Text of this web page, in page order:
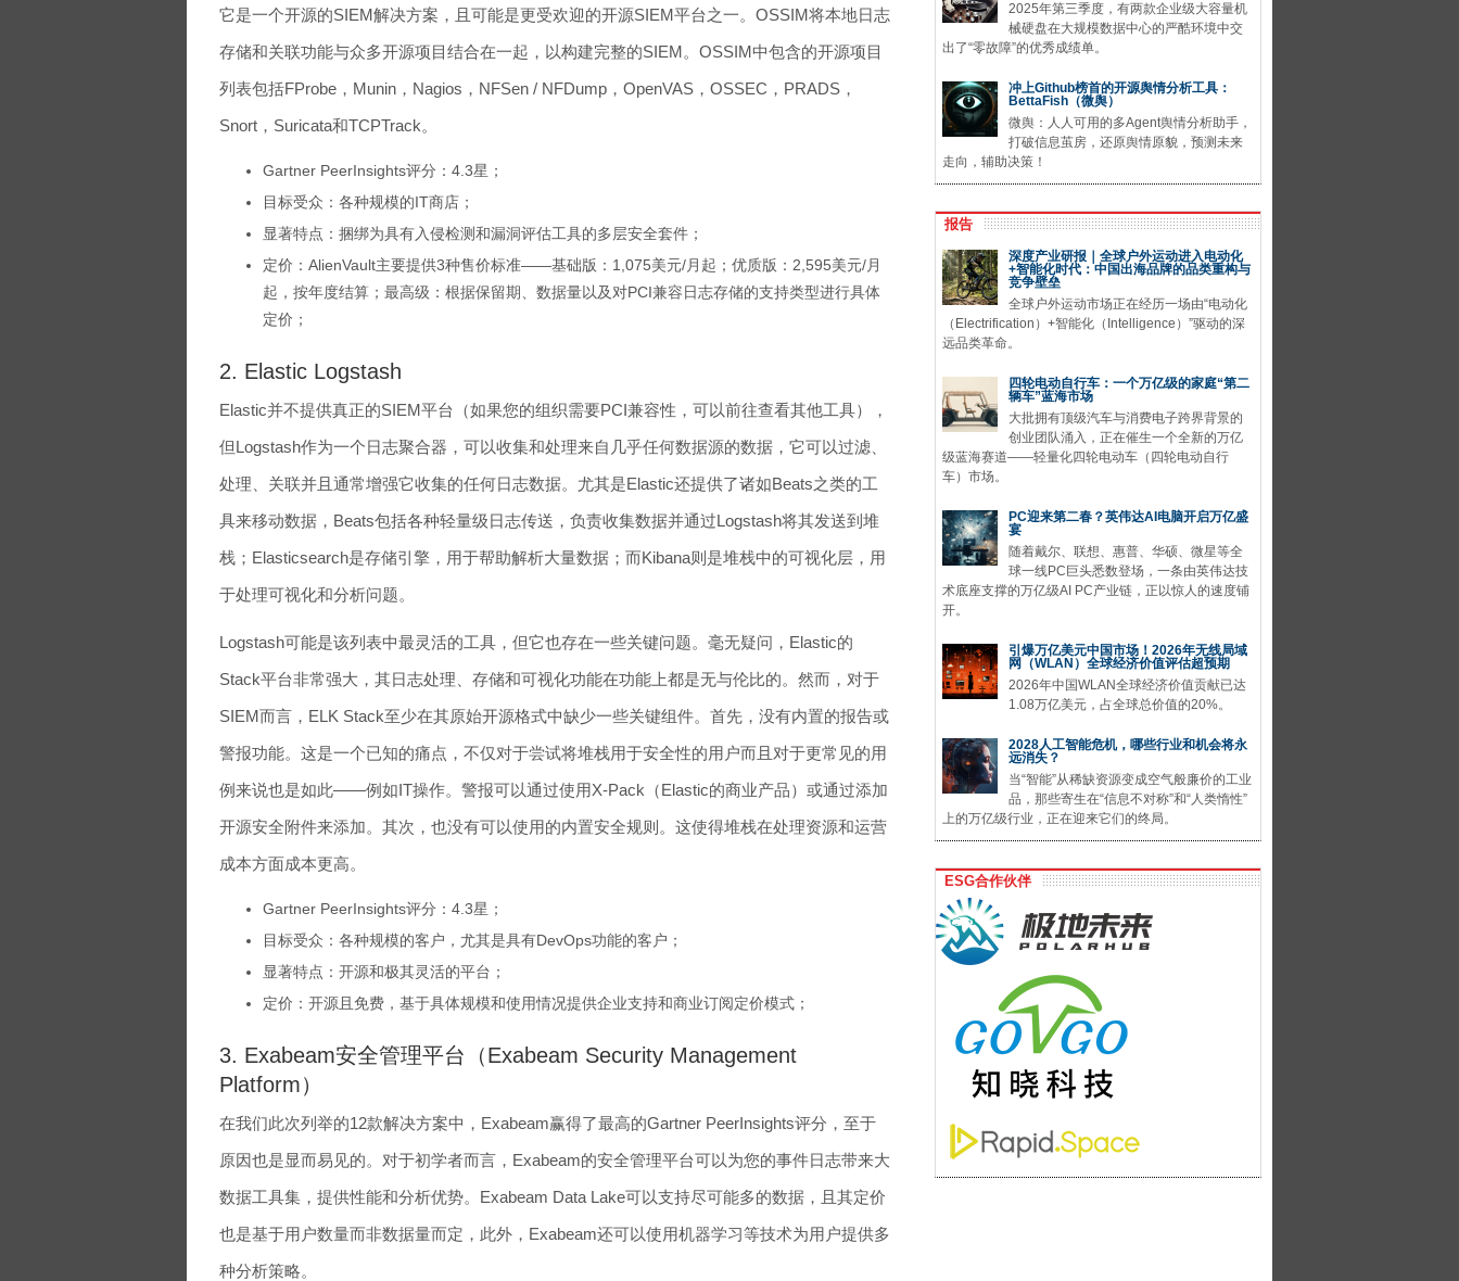
它是一个开源的SIEM解决方案，且可能是更受欢迎的开源SIEM平台之一。OSSIM将本地日志
存储和关联功能与众多开源项目结合在一起，以构建完整的SIEM。OSSIM中包含的开源项目
列表包括FProbe，Munin，Nagios，NFSen / NFDump，OpenVAS，OSSEC，PRADS，
Snort，Suricata和TCPTrack。
Gartner PeerInsights评分：4.3星；
目标受众：各种规模的IT商店；
显著特点：捆绑为具有入侵检测和漏洞评估工具的多层安全套件；
定价：AlienVault主要提供3种售价标准——基础版：1,075美元/月起；优质版：2,595美元/月
起，按年度结算；最高级：根据保留期、数据量以及对PCI兼容日志存储的支持类型进行具体
定价；
2. Elastic Logstash
Elastic并不提供真正的SIEM平台（如果您的组织需要PCI兼容性，可以前往查看其他工具），
但Logstash作为一个日志聚合器，可以收集和处理来自几乎任何数据源的数据，它可以过滤、
处理、关联并且通常增强它收集的任何日志数据。尤其是Elastic还提供了诸如Beats之类的工
具来移动数据，Beats包括各种轻量级日志传送，负责收集数据并通过Logstash将其发送到堆
栈；Elasticsearch是存储引擎，用于帮助解析大量数据；而Kibana则是堆栈中的可视化层，用
于处理可视化和分析问题。
Logstash可能是该列表中最灵活的工具，但它也存在一些关键问题。毫无疑问，Elastic的
Stack平台非常强大，其日志处理、存储和可视化功能在功能上都是无与伦比的。然而，对于
SIEM而言，ELK Stack至少在其原始开源格式中缺少一些关键组件。首先，没有内置的报告或
警报功能。这是一个已知的痛点，不仅对于尝试将堆栈用于安全性的用户而且对于更常见的用
例来说也是如此——例如IT操作。警报可以通过使用X-Pack（Elastic的商业产品）或通过添加
开源安全附件来添加。其次，也没有可以使用的内置安全规则。这使得堆栈在处理资源和运营
成本方面成本更高。
Gartner PeerInsights评分：4.3星；
目标受众：各种规模的客户，尤其是具有DevOps功能的客户；
显著特点：开源和极其灵活的平台；
定价：开源且免费，基于具体规模和使用情况提供企业支持和商业订阅定价模式；
3. Exabeam安全管理平台（Exabeam Security Management
Platform）
在我们此次列举的12款解决方案中，Exabeam赢得了最高的Gartner PeerInsights评分，至于
原因也是显而易见的。对于初学者而言，Exabeam的安全管理平台可以为您的事件日志带来大
数据工具集，提供性能和分析优势。Exabeam Data Lake可以支持尽可能多的数据，且其定价
也是基于用户数量而非数据量而定，此外，Exabeam还可以使用机器学习等技术为用户提供多
种分析策略。
2025年第三季度，有两款企业级大容量机
械硬盘在大规模数据中心的严酷环境中交
出了“零故障”的优秀成绩单。
冲上Github榜首的开源舆情分析工具：
BettaFish（微舆）
微舆：人人可用的多Agent舆情分析助手，
打破信息茧房，还原舆情原貌，预测未来
走向，辅助决策！
报告
深度产业研报｜全球户外运动进入电动化
+智能化时代：中国出海品牌的品类重构与
竞争壁垒
全球户外运动市场正在经历一场由“电动化
（Electrification）+智能化（Intelligence）”驱动的深
远品类革命。
四轮电动自行车：一个万亿级的家庭“第二
辆车”蓝海市场
大批拥有顶级汽车与消费电子跨界背景的
创业团队涌入，正在催生一个全新的万亿
级蓝海赛道——轻量化四轮电动车（四轮电动自行
车）市场。
PC迎来第二春？英伟达AI电脑开启万亿盛
宴
随着戴尔、联想、惠普、华硕、微星等全
球一线PC巨头悉数登场，一条由英伟达技
术底座支撑的万亿级AI PC产业链，正以惊人的速度铺
开。
引爆万亿美元中国市场！2026年无线局域
网（WLAN）全球经济价值评估超预期
2026年中国WLAN全球经济价值贡献已达
1.08万亿美元，占全球总价值的20%。
2028人工智能危机，哪些行业和机会将永
远消失？
当“智能”从稀缺资源变成空气般廉价的工业
品，那些寄生在“信息不对称”和“人类惰性”
上的万亿级行业，正在迎来它们的终局。
ESG合作伙伴